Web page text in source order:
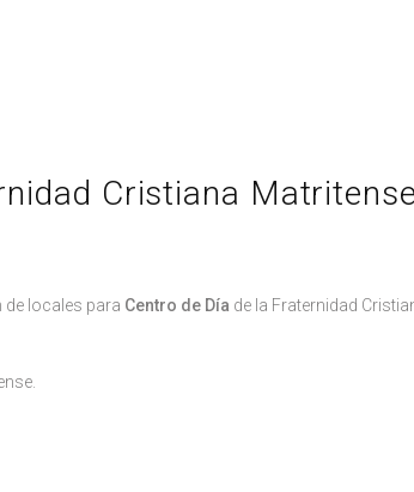
Cristiana
locales para Centro de Día de la Fraternidad